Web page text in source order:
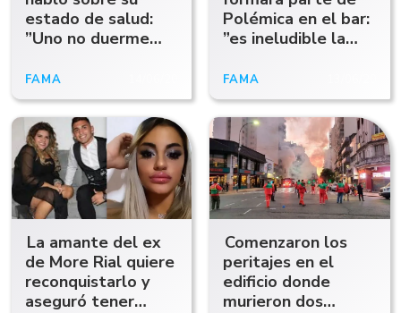
estado de salud:
”Uno no duerme
FAMA
Polémica en el bar:
”es ineludible la
FAMA
La amante del ex
de More Rial quiere
reconquistarlo y
aseguró tener
Comenzaron los
peritajes en el
edificio donde
murieron dos